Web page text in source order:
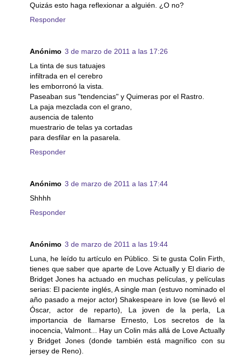
Quizás esto haga reflexionar a alguién. ¿O no?
Responder
Anónimo 3 de marzo de 2011 a las 17:26
La tinta de sus tatuajes
infiltrada en el cerebro
les emborronó la vista.
Paseaban sus "tendencias" y Quimeras por el Rastro.
La paja mezclada con el grano,
ausencia de talento
muestrario de telas ya cortadas
para desfilar en la pasarela.
Responder
Anónimo 3 de marzo de 2011 a las 17:44
Shhhh
Responder
Anónimo 3 de marzo de 2011 a las 19:44
Luna, he leído tu artículo en Público. Si te gusta Colin Firth,
tienes que saber que aparte de Love Actually y El diario de
Bridget Jones ha actuado en muchas películas, y películas
serias: El paciente inglés, A single man (estuvo nominado el
año pasado a mejor actor) Shakespeare in love (se llevó el
Óscar, actor de reparto), La joven de la perla, La
importancia de llamarse Ernesto, Los secretos de la
inocencia, Valmont... Hay un Colin más allá de Love Actually
y Bridget Jones (donde también está magnífico con su
jersey de Reno).